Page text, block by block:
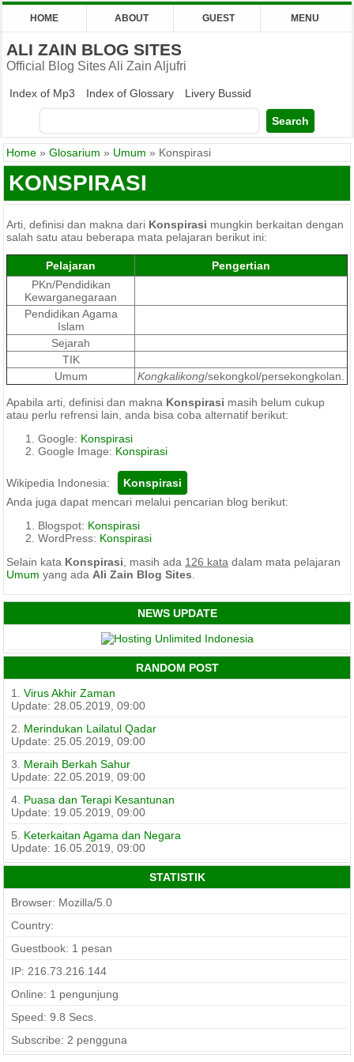
HOME ABOUT GUEST MENU
ALI ZAIN BLOG SITES
Official Blog Sites Ali Zain Aljufri
Index of Mp3 Index of Glossary Livery Bussid
Home » Glosarium » Umum » Konspirasi
KONSPIRASI
Arti, definisi dan makna dari Konspirasi mungkin berkaitan dengan
salah satu atau beberapa mata pelajaran berikut ini:
Pelajaran
Pengertian
PKn/Pendidikan
Kewarganegaraan
Pendidikan Agama
Islam
Sejarah
TIK
Umum
Kongkalikong/sekongkol/persekongkolan.
Apabila arti, definisi dan makna Konspirasi masih belum cukup
atau perlu refrensi lain, anda bisa coba alternatif berikut:
Google: Konspirasi
Google Image: Konspirasi
Wikipedia Indonesia:
Anda juga dapat mencari melalui pencarian blog berikut:
Blogspot: Konspirasi
WordPress: Konspirasi
Selain kata Konspirasi , masih ada 126 kata dalam mata pelajaran
Umum yang ada Ali Zain Blog Sites
NEWS UPDATE
RANDOM POST
1. Virus Akhir Zaman
Update: 28.05.2019, 09:00
2. Merindukan Lailatul Qadar
Update: 25.05.2019, 09:00
3. Meraih Berkah Sahur
Update: 22.05.2019, 09:00
4. Puasa dan Terapi Kesantunan
Update: 19.05.2019, 09:00
5. Keterkaitan Agama dan Negara
Update: 16.05.2019, 09:00
STATISTIK
Browser: Mozilla/5.0
Country:
Guestbook: 1 pesan
IP: 216.73.216.144
Online: 1 pengunjung
Speed: 9.8 Secs.
Subscribe: 2 pengguna